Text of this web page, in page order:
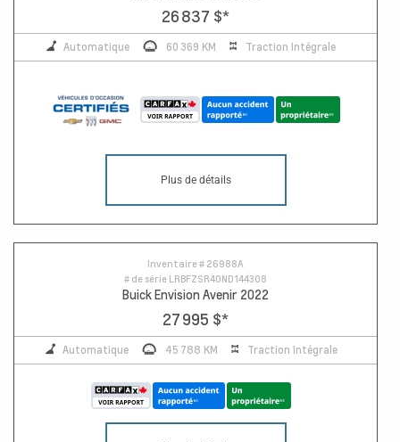
26 837 $*
Automatique 60 369 KM Traction Intégrale
Plus de détails
Inventaire # 26988A
# de série LRBFZSR40ND144308
Buick Envision Avenir 2022
27 995 $*
Automatique 45 788 KM Traction Intégrale